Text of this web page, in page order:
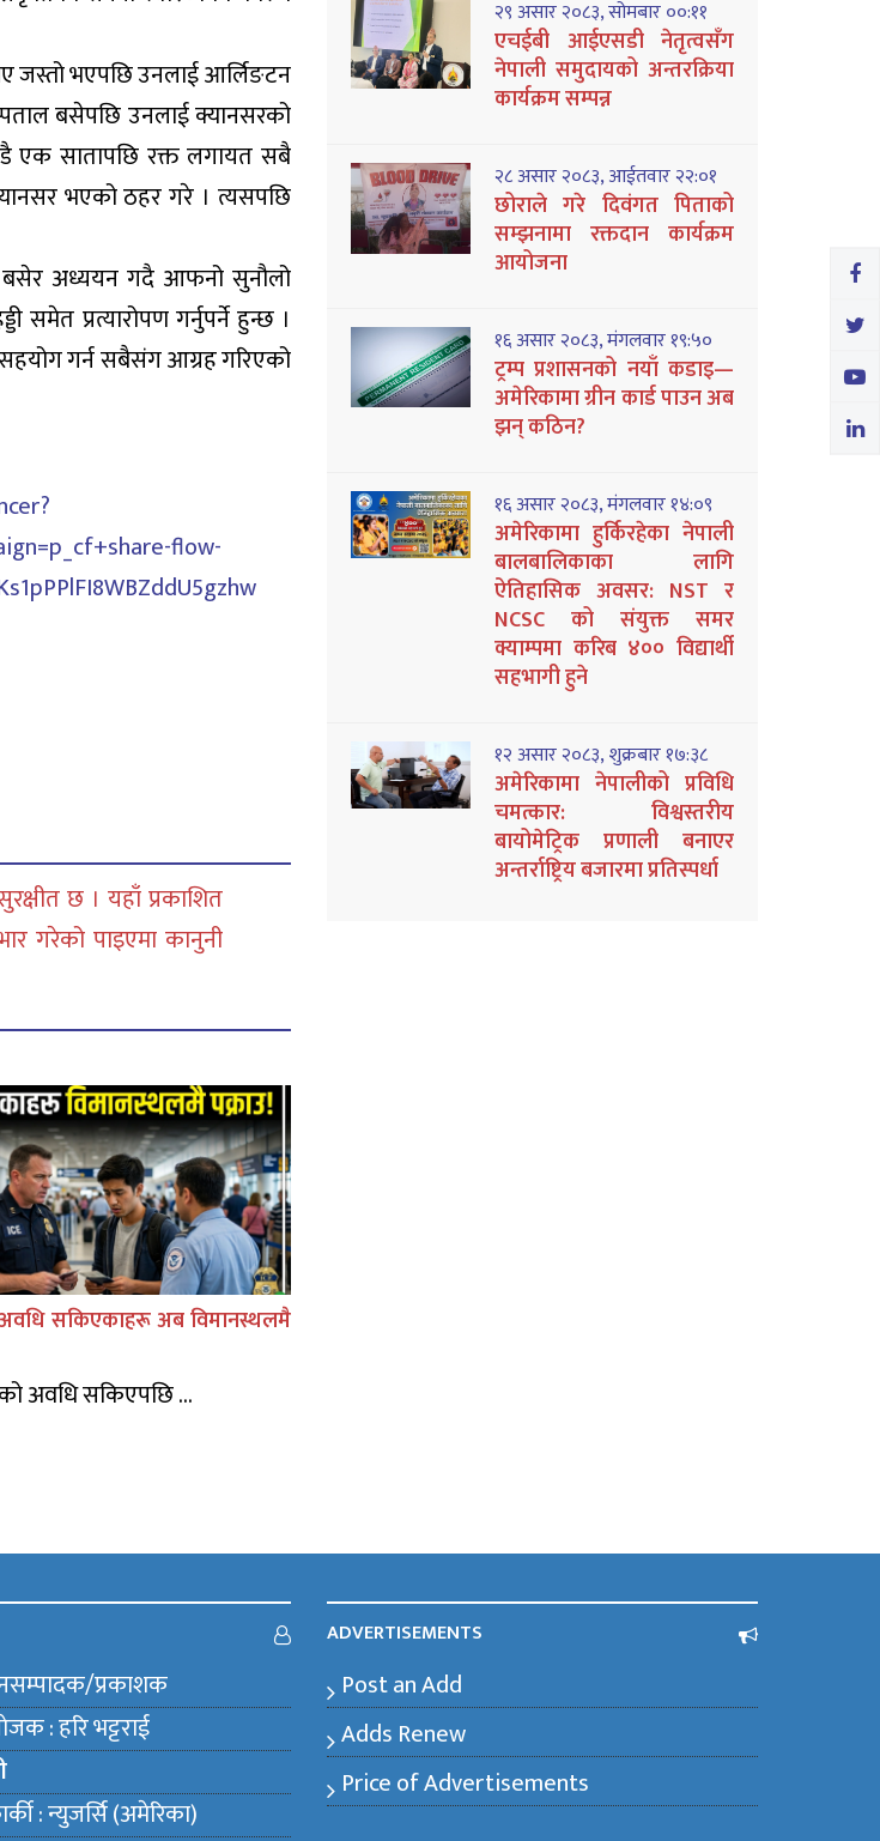
जस्तो भएपछि उनलाई आर्लिङटन
बसेपछि उनलाई क्यानसरको
एक सातापछि रक्त लगायत सबै
भएको ठहर गरे । त्यसपछि
बसेर अध्ययन गदै आफनो सुनौलो
समेत प्रत्यारोपण गर्नुपर्ने हुन्छ ।
गर्न सबैसंग आग्रह गरिएको
flow-
छ । यहाँ प्रकाशित
गरेको पाइएमा कानुनी
सकिएकाहरू अब विमानस्थलमै
अवधि सकिएपछि ...
२९ असार २०८३, सोमबार ००:११
एचईबी आईएसडी नेतृत्वसँग
नेपाली समुदायको अन्तरक्रिया
कार्यक्रम सम्पन्न
२८ असार २०८३, आईतवार २२:०१
छोराले गरे दिवंगत पिताको
सम्झनामा रक्तदान कार्यक्रम
आयोजना
१६ असार २०८३, मंगलवार १९:५०
ट्रम्प प्रशासनको नयाँ कडाइ—
अमेरिकामा ग्रीन कार्ड पाउन अब
झन् कठिन?
१६ असार २०८३, मंगलवार १४:०९
अमेरिकामा हुर्किरहेका नेपाली
बालबालिकाका लागि
ऐतिहासिक अवसर: NST र
NCSC को संयुक्त समर
क्याम्पमा करिब ४०० विद्यार्थी
सहभागी हुने
१२ असार २०८३, शुक्रबार १७:३८
अमेरिकामा नेपालीको प्रविधि
चमत्कार: विश्वस्तरीय
बायोमेट्रिक प्रणाली बनाएर
अन्तर्राष्ट्रिय बजारमा प्रतिस्पर्धा
प्रकाशक
: हरि भट्टराई
: न्युजर्सि (अमेरिका)
ADVERTISEMENTS
Post an Add
Adds Renew
Price of Advertisements